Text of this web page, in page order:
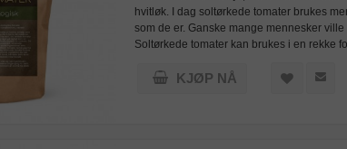
hvitløk. I dag soltørkede tomater brukes
som de er. Ganske mange mennesker
Soltørkede tomater kan brukes i en rekke
KJØP NÅ